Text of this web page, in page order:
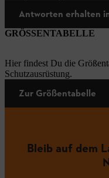
Antworten erhalten
GRÖSSENTABELLE
Hier findest Du die
Schutzausrüstung.
Zur Größentabelle
Bleib auf dem